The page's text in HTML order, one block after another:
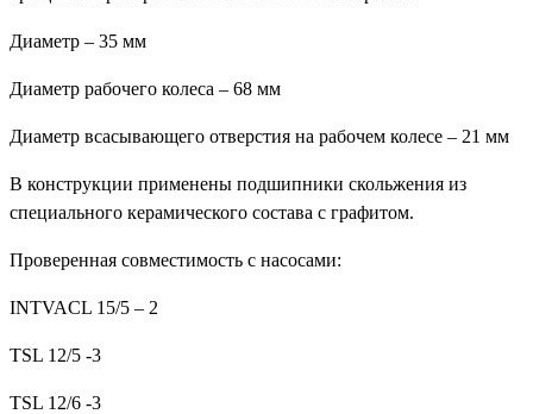
Диаметр – 35 мм
Диаметр рабочего колеса – 68 мм
Диаметр всасывающего отверстия на рабочем колесе – 21 мм
В конструкции применены подшипники скольжения из
специального керамического состава с графитом.
Проверенная совместимость с насосами:
INTVACL 15/5 – 2
TSL 12/5 -3
TSL 12/6 -3